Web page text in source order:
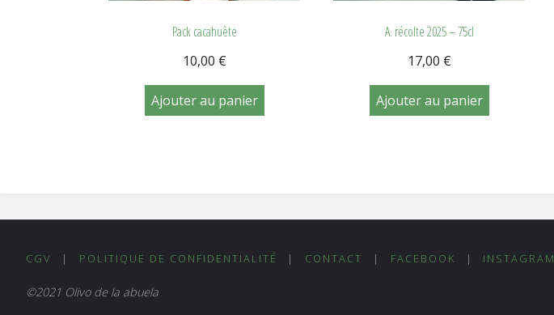
Pack cacahuète
10,00 €
Ajouter au panier
A. récolte 2025 – 75cl
17,00 €
Ajouter au panier
CGV | POLITIQUE DE CONFIDENTIALITÉ | CONTACT | FACEBOOK | INSTAGRAM
©2021 Olivo de la abuela